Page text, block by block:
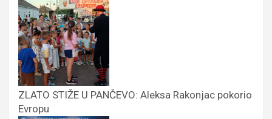
ZLATO STIŽE U PANČEVO: Aleksa Rakonjac pokorio
Evropu